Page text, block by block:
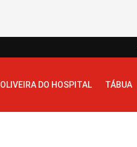
OLIVEIRA DO HOSPITAL TÁBUA